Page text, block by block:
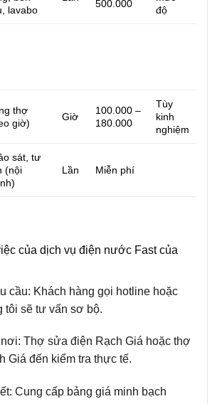
lavabo
500.000
độ
thợ
giờ)
Giờ
100.000 –
180.000
Tùy
kinh
nghiệm
sát, tư
(nội
Lần Miễn phí
của dịch vụ điện nước Fast của
cầu: Khách hàng gọi hotline hoặc
tôi sẽ tư vấn sơ bộ.
Thợ sửa điện Rạch Giá hoặc thợ
Giá đến kiểm tra thực tế.
Cung cấp bảng giá minh bạch